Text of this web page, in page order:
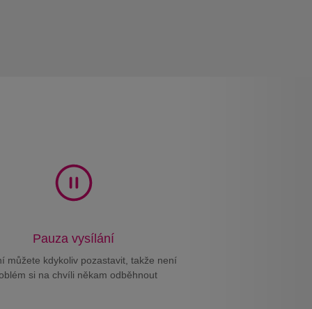
Pauza vysílání
můžete kdykoliv pozastavit, takže není
si na chvíli někam odběhnout